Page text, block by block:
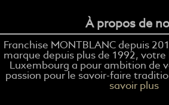
À propos de
Franchise MONTBLANC depuis
marque depuis plus de 1992,
Luxembourg a pour ambition de
passion pour le savoir-faire
savoir plus